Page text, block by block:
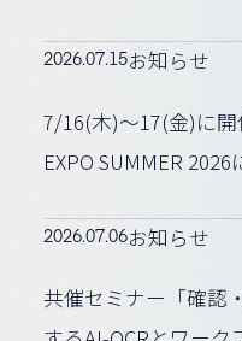
2026.07.15お知らせ
7/16(木)〜17(金)に開
EXPO SUMMER
2026.07.06お知らせ
共催セミナー「確認